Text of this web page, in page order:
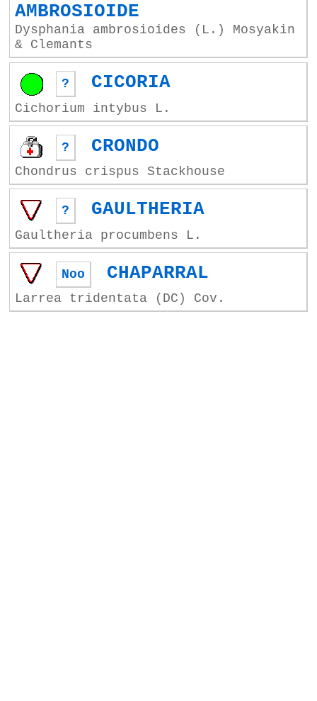
AMBROSIOIDE
Dysphania ambrosioides (L.) Mosyakin
& Clemants
? CICORIA
Cichorium intybus L.
? CRONDO
Chondrus crispus Stackhouse
? GAULTHERIA
Gaultheria procumbens L.
Noo CHAPARRAL
Larrea tridentata (DC) Cov.